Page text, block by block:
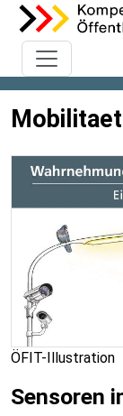
Mobilitaet
ÖFIT-Illustration
Sensoren